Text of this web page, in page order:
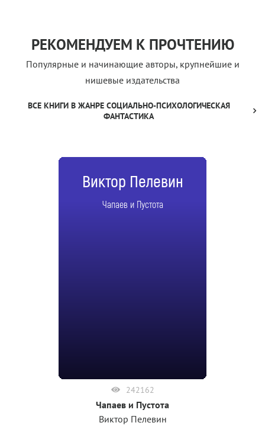
РЕКОМЕНДУЕМ К ПРОЧТЕНИЮ
Популярные и начинающие авторы, крупнейшие и
нишевые издательства
ВСЕ КНИГИ В ЖАНРЕ СОЦИАЛЬНО-ПСИХОЛОГИЧЕСКАЯ
ФАНТАСТИКА
Виктор Пелевин
Чапаев и Пустота
242162
Чапаев и Пустота
Виктор Пелевин